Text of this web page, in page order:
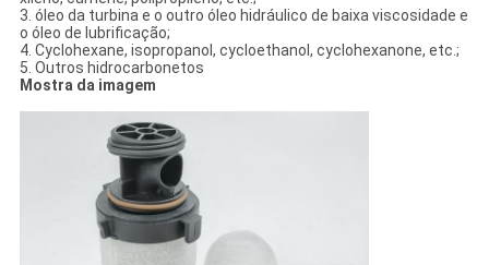
3. óleo da turbina e o outro óleo hidráulico de baixa viscosidade e
o óleo de lubrificação;
4. Cyclohexane, isopropanol, cycloethanol, cyclohexanone, etc.;
5. Outros hidrocarbonetos
Mostra da imagem